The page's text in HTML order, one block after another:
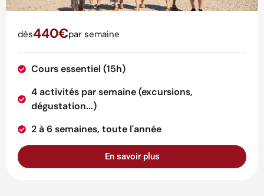
dès440€par semaine
Cours essentiel (15h)
4 activités par semaine (excursions,
dégustation...)
2 à 6 semaines, toute l'année
En savoir plus